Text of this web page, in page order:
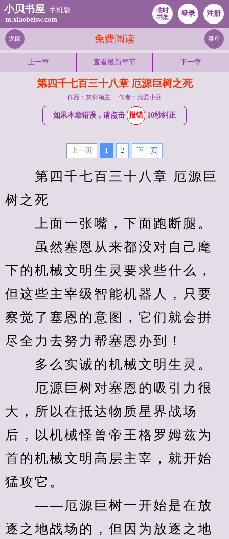
小贝书屋 手机版
m.xiaobeisw.com
临时
书架
登录 注册
免费阅读
返回 菜单
上一章 查看最新章节 下一章
第四千七百三十八章 厄源巨树之死
作品：灰烬领主 作者：我爱小豆
如果本章错误，请点击 报错 10秒纠正
上一页 1 2 下—页
第四千七百三十八章 厄源巨
树之死
上面一张嘴，下面跑断腿。
虽然塞恩从来都没对自己麾
下的机械文明生灵要求些什么，
但这些主宰级智能机器人，只要
察觉了塞恩的意图，它们就会拼
尽全力去努力帮塞恩办到！
多么实诚的机械文明生灵。
厄源巨树对塞恩的吸引力很
大，所以在抵达物质星界战场
后，以机械怪兽帝王格罗姆兹为
首的机械文明高层主宰，就开始
猛攻它。
——厄源巨树一开始是在放
逐之地战场的，但因为放逐之地